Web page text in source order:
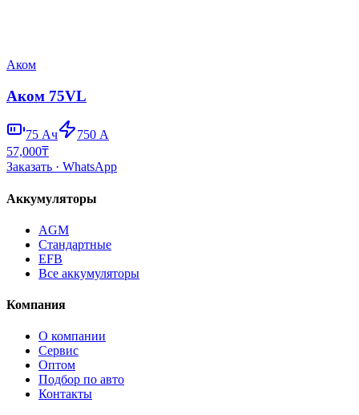
Аком
Аком 75VL
75 Ач 750 А
57,000₸
Заказать · WhatsApp
Аккумуляторы
AGM
Стандартные
EFB
Все аккумуляторы
Компания
О компании
Сервис
Оптом
Подбор по авто
Контакты